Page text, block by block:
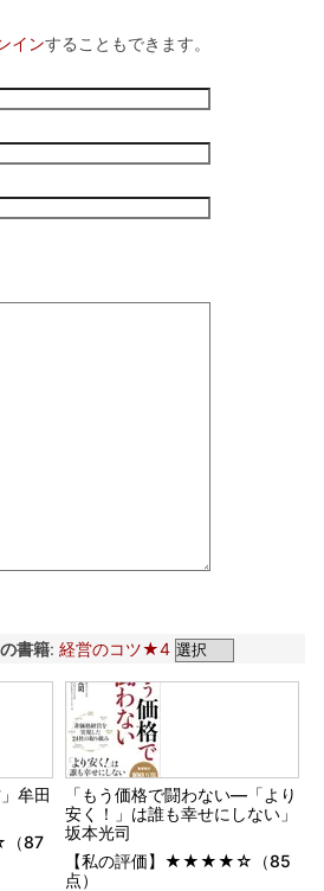
インすることもできます。
書籍: 経営のコツ★4
牟田
87
「もう価格で闘わない―「より
安く！」は誰も幸せにしない」
坂本光司
【私の評価】★★★★☆（85
点）